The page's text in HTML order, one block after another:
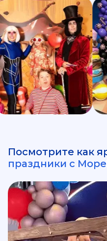
Посмотрите как
праздники с